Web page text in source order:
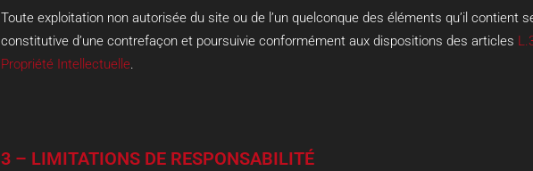
Toute exploitation non autorisée du site ou de l’un quelconque des éléments qu’il contient
constitutive d’une contrefaçon et poursuivie conformément aux dispositions des articles
Propriété Intellectuelle.
3 – LIMITATIONS DE RESPONSABILITÉ